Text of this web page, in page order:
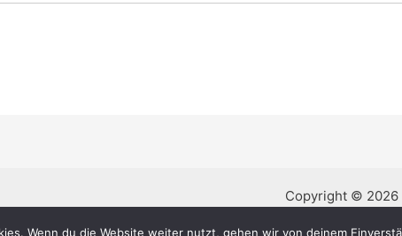
Copyright ©
Wenn du die Website weiter nutzt, gehen wir von deinem